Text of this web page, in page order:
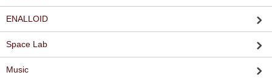
ENALLOID
Space Lab
Music